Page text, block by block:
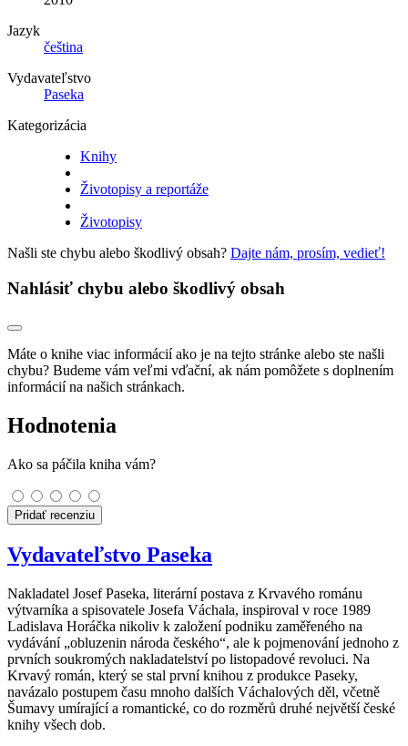
Jazyk
čeština
Vydavateľstvo
Paseka
Kategorizácia
Knihy
Životopisy a reportáže
Životopisy
Našli ste chybu alebo škodlivý obsah? Dajte nám, prosím, vedieť!
Nahlásiť chybu alebo škodlivý obsah
Máte o knihe viac informácií ako je na tejto stránke alebo ste našli
chybu? Budeme vám veľmi vďační, ak nám pomôžete s doplnením
informácií na našich stránkach.
Hodnotenia
Ako sa páčila kniha vám?
Pridať recenziu
Vydavateľstvo Paseka
Nakladatel Josef Paseka, literární postava z Krvavého románu
výtvarníka a spisovatele Josefa Váchala, inspiroval v roce 1989
Ladislava Horáčka nikoliv k založení podniku zaměřeného na
vydávání „obluzenin národa českého“, ale k pojmenování jednoho z
prvních soukromých nakladatelství po listopadové revoluci. Na
Krvavý román, který se stal první knihou z produkce Paseky,
navázalo postupem času mnoho dalších Váchalových děl, včetně
Šumavy umírající a romantické, co do rozměrů druhé největší české
knihy všech dob.